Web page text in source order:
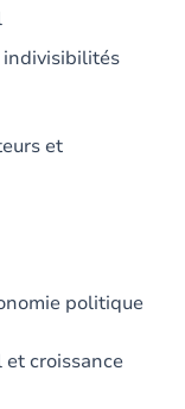
indivisibilités
et
politique
croissance